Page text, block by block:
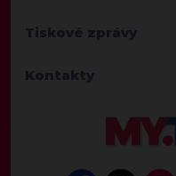
Tiskové zprávy
Kontakty